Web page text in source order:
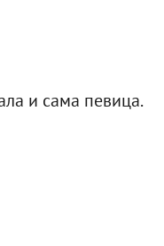
и сама певица.